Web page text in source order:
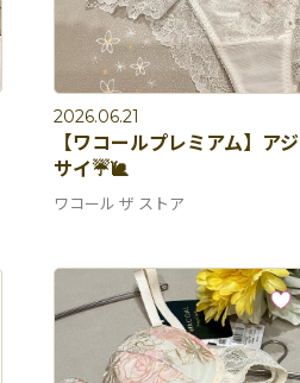
2026.06.21
【ワコールプレミアム】アジ
サイ☔️🐌
ワコール ザ ストア